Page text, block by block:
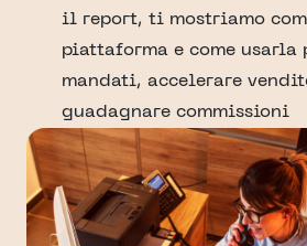
il report, ti mostriamo
piattaforma e come usarla
mandati, accelerare
guadagnare commissioni